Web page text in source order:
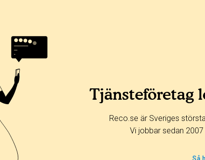
Tjänsteföretag
Reco.se är Sveriges
Vi jobbar sedan